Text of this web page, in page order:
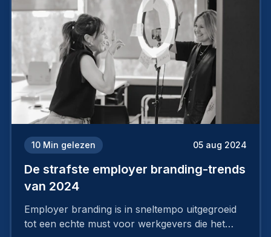
10 Min gelezen 05 aug 2024
De strafste employer branding-trends
van 2024
Employer branding is in sneltempo uitgegroeid
tot een echte must voor werkgevers die het